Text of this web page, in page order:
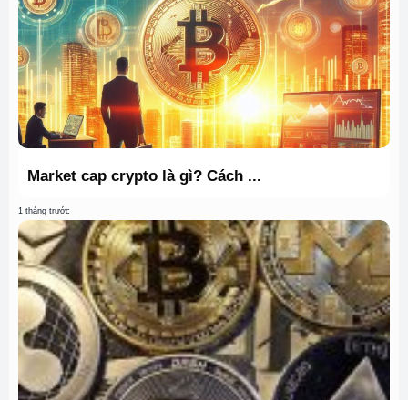
Market cap crypto là gì? Cách ...
1 tháng trước